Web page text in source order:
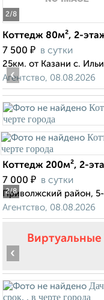
2/8
Коттедж 80м², 2-
7 500 ₽ в сутки
25км. от Казани с.
Агентство, 08.08.2026
2/8
‹
Коттедж 200м², 2-
7 000 ₽ в сутки
Приволжский район, 5-
Агентство, 08.08.2026
‹